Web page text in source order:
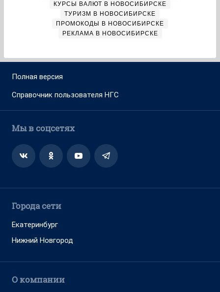
КУРСЫ ВАЛЮТ В НОВОСИБИРСКЕ
ТУРИЗМ В НОВОСИБИРСКЕ
ПРОМОКОДЫ В НОВОСИБИРСКЕ
РЕКЛАМА В НОВОСИБИРСКЕ
Полная версия
Справочник пользователя НГС
Мы в соцсетях
Города сети
Екатеринбург
Нижний Новгород
О компании